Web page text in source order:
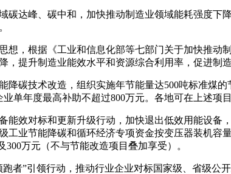
达峰、碳中和，加快推动制造业领域能耗强度下
，根据《工业和信息化部等七部门关于加快推动
，提升制造业能效水平和资源综合利用率，促进制
碳技术改造，组织实施年节能量达500吨标准煤的
单年度最高补助不超过800万元。各地可在上述项
效对标和更新升级行动，加快退出低效用能设备
工业节能降碳和循环经济专项资金按变压器装机容
300万元（不与节能改造项目叠加享受）。
”引领行动，推动行业企业对标国家级、省级公